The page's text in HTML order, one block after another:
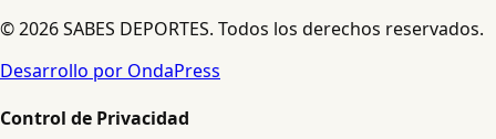
© 2026 SABES DEPORTES. Todos los derechos reservados.
Desarrollo por OndaPress
Control de Privacidad